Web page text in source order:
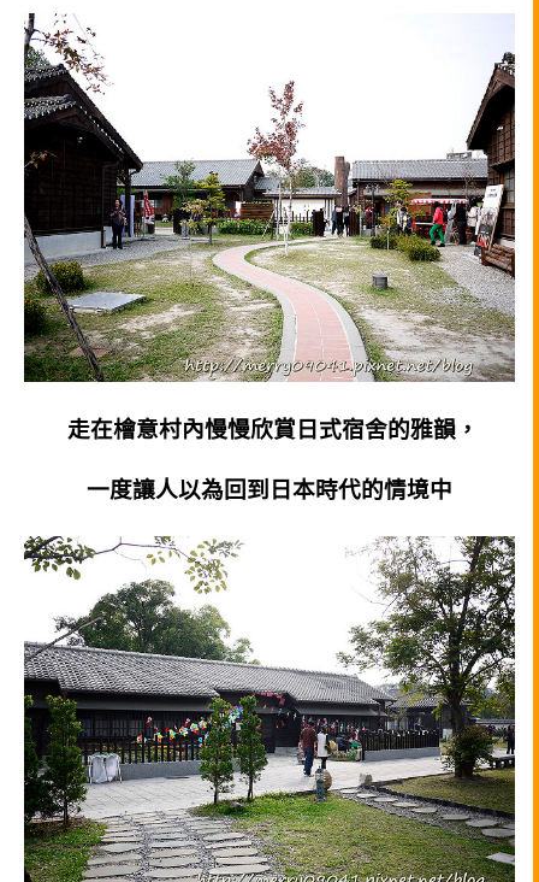
走在檜意村內慢慢欣賞日式宿舍的雅韻，
一度讓人以為回到日本時代的情境中